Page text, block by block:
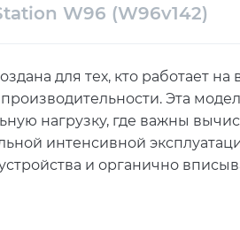
W96 (W96v142)
для тех, кто работает на
Эта
нагрузку, где важны
интенсивной
и органично